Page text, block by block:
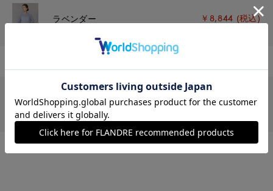
ラベンダー ￥8,844 (税込)
イエロー ￥8,844 (税込)